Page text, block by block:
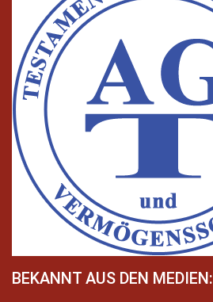
BEKANNT AUS DEN MEDIEN: